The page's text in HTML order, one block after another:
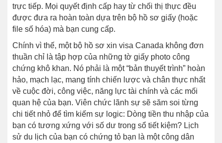
trực tiếp. Mọi quyết định cấp hay từ chối thị thực đều
được đưa ra hoàn toàn dựa trên bộ hồ sơ giấy (hoặc
file số hóa) mà bạn cung cấp.
Chính vì thế, một bộ hồ sơ xin visa Canada không đơn
thuần chỉ là tập hợp của những tờ giấy photo công
chứng khô khan. Nó phải là một “bản thuyết trình” hoàn
hảo, mạch lạc, mang tính chiến lược và chân thực nhất
về cuộc đời, công việc, năng lực tài chính và các mối
quan hệ của bạn. Viên chức lãnh sự sẽ săm soi từng
chi tiết nhỏ để tìm kiếm sự logic: Dòng tiền thu nhập của
bạn có tương xứng với số dư trong sổ tiết kiệm? Lịch
sử du lịch của bạn có chứng tỏ bạn là một công dân